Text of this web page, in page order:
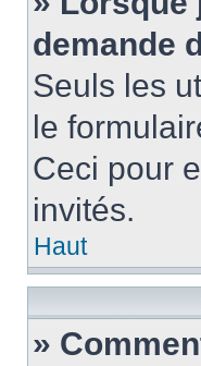
demande
Seuls les
le
Ceci pour
invités.
Haut
»